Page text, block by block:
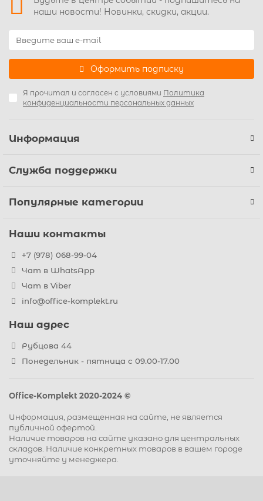
наши новости! Новинки, скидки, акции.
Оформить подписку
Я прочитал и согласен с условиями Политика
конфиденциальности персональных данных
Информация
Служба поддержки
Популярные категории
Наши контакты
+7 (978) 068-99-04
Чат в WhatsApp
Чат в Viber
info@office-komplekt.ru
Наш адрес
Рубцова 44
Понедельник - пятница с 09.00-17.00
Office-Komplekt 2020-2024 ©
Информация, размещенная на сайте, не является
публичной офертой.
Наличие товаров на сайте указано для центральных
складов. Наличие конкретных товаров в вашем городе
уточняйте у менеджера.